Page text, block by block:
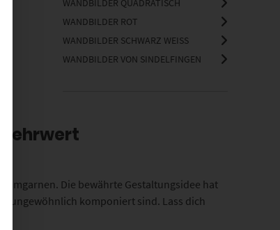
WANDBILDER QUADRATISCH
WANDBILDER ROT
WANDBILDER SCHWARZ WEISS
WANDBILDER VON SINDELFINGEN
umgarnen. Die bewährte Gestaltungsidee hat
ungewöhnlich komponiert sind. Lass dich